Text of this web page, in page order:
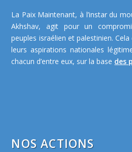
La Paix Maintenant, à l’instar du
Akhshav, agit pour un
peuples israélien et palestinien.
leurs aspirations nationales
chacun d’entre eux, sur la base des
NOS ACTIONS